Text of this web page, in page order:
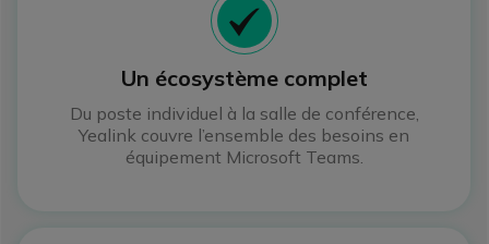
Icon
Un écosystème complet
Du poste individuel à la salle de conférence,
Yealink couvre l’ensemble des besoins en
équipement Microsoft Teams.